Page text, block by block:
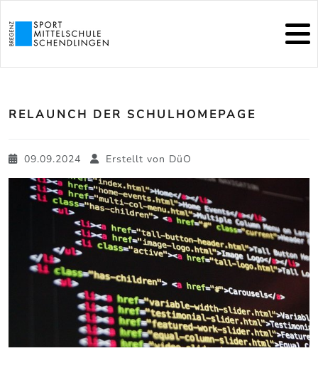
RELAUNCH DER SCHULHOMEPAGE
09.09.2024 Erstellt von DüO